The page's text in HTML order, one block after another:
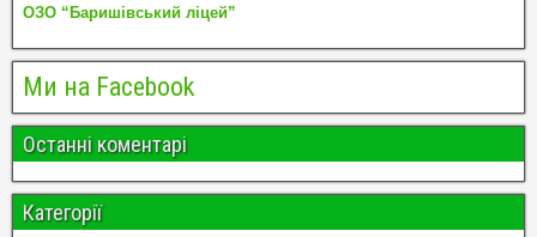
ОЗО “Баришівський ліцей”
Ми на Facebook
Останні коментарі
Категорії